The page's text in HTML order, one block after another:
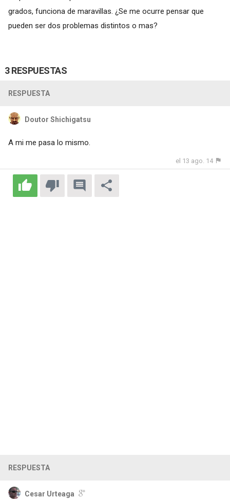
grados, funciona de maravillas. ¿Se me ocurre pensar que
pueden ser dos problemas distintos o mas?
3 RESPUESTAS
RESPUESTA
Doutor Shichigatsu
A mi me pasa lo mismo.
el 13 ago. 14
RESPUESTA
Cesar Urteaga